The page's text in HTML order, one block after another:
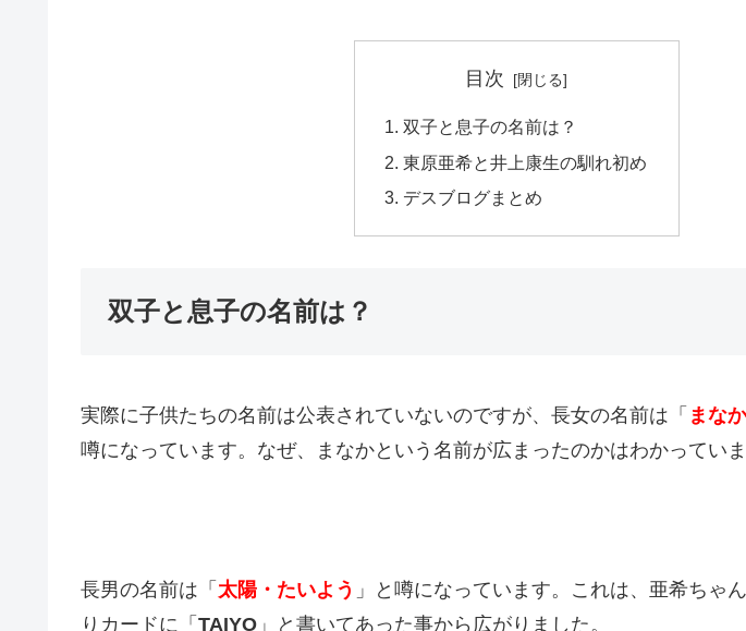
目次
双子と息子の名前は？
東原亜希と井上康生の馴れ初め
デスブログまとめ
双子と息子の名前は？
実際に子供たちの名前は公表されていないのですが、長女の名前は「 まなか
噂になっています。なぜ、まなかという名前が広まったのかはわかっていま
長男の名前は「 太陽・たいよう 」と噂になっています。これは、亜希ちゃ
りカードに「 TAIYO 」と書いてあった事から広がりました。